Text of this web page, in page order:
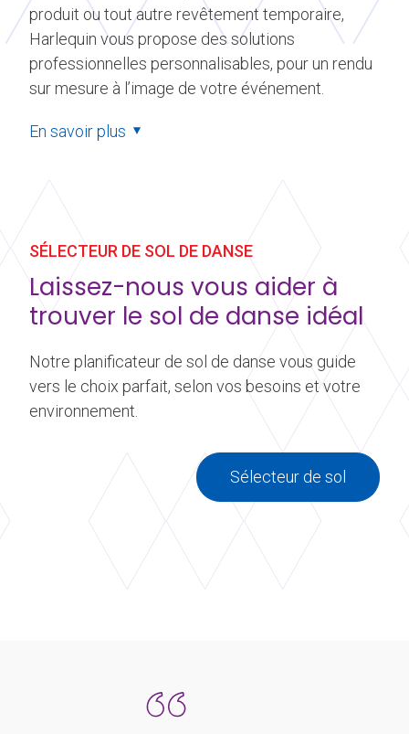
produit ou tout autre revêtement temporaire,
Harlequin vous propose des solutions
professionnelles personnalisables, pour un rendu
sur mesure à l’image de votre événement.
En savoir plus
SÉLECTEUR DE SOL DE DANSE
Laissez-nous vous aider à
trouver le sol de danse idéal
Notre planificateur de sol de danse vous guide
vers le choix parfait, selon vos besoins et votre
environnement.
Sélecteur de sol